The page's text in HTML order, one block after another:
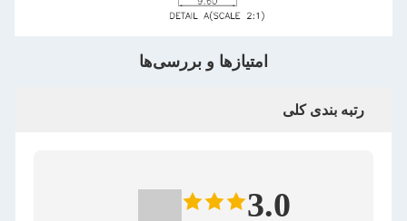
امتیازها و بررسی‌ها
رتبه بندی کلی
3.0